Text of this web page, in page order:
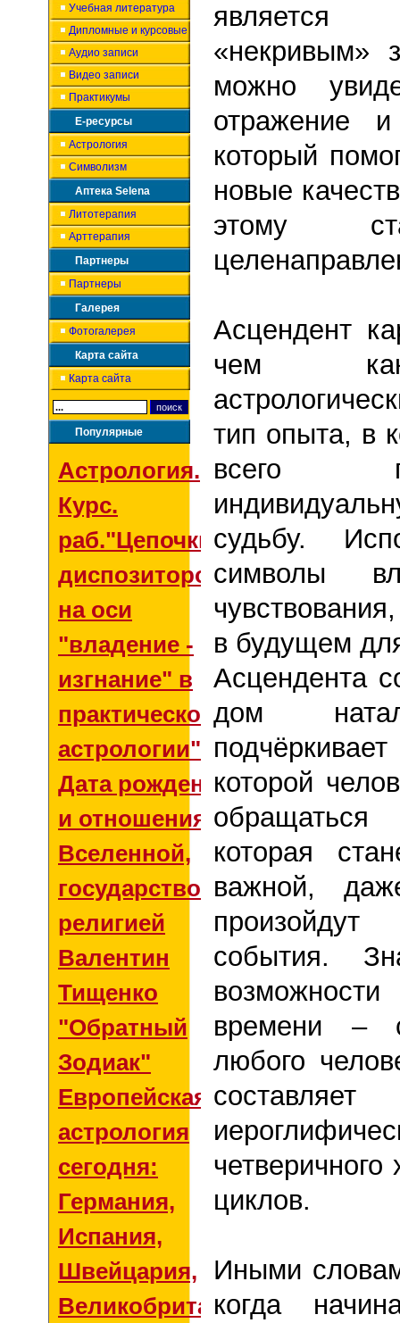
Учебная литература
Дипломные и курсовые
Аудио записи
Видео записи
Практикумы
Е-ресурсы
Астрология
Символизм
Аптека Selena
Литотерапия
Арттерапия
Партнеры
Партнеры
Галерея
Фотогалерея
Карта сайта
Карта сайта
Популярные
Астрология.
Курс.
раб."Цепочки
диспозиторов
на оси
"владение -
изгнание" в
практической
астрологии"
Дата рождения
и отношения со
Вселенной,
государством и
религией
Валентин
Тищенко
"Обратный
Зодиак"
Европейская
астрология
сегодня:
Германия,
Испания,
Швейцария,
Великобритания
«некривым»
можно
отражение
который
новые
этому
Асцендент
чем
тип опыта, в
всего
судьбу.
символы
в будущем
Асцендента
дом
которой
которая
важной,
события.
времени –
любого
циклов.
Иными
когда